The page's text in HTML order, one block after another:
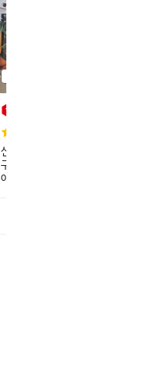
신랑이 좋아해서 자주
구매 합니다
아이들도 잘 먹고 신...